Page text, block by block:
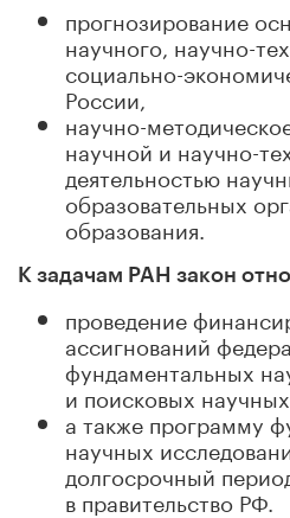
прогнозирование
научного, научно-
социально-
России,
научно-
научной и научно-
деятельностью
образовательных
образования.
К задачам РАН закон
проведение
ассигнований
фундаментальных
и поисковых
а также программу
научных
долгосрочный
в правительство РФ.